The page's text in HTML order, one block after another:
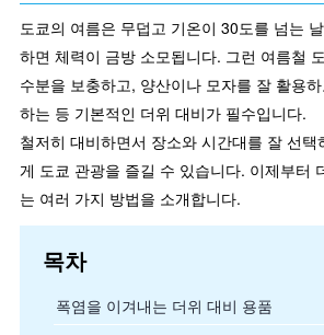
도쿄의 여름은 무덥고 기온이 30도를 넘는
하면 체력이 금방 소모됩니다. 그런 여름철
수분을 보충하고, 양산이나 모자를 잘 활용
하는 등 기본적인 더위 대비가 필수입니다.
철저히 대비하면서 장소와 시간대를 잘 선
게 도쿄 관광을 즐길 수 있습니다. 이제부터
는 여러 가지 방법을 소개합니다.
목차
폭염을 이겨내는 더위 대비 용품